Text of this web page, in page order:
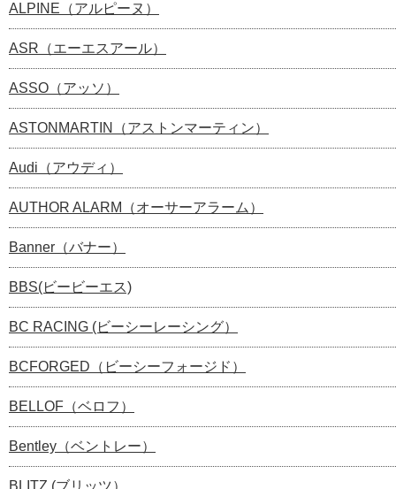
ALPINE（アルピーヌ）
ASR（エーエスアール）
ASSO（アッソ）
ASTONMARTIN（アストンマーティン）
Audi（アウディ）
AUTHOR ALARM（オーサーアラーム）
Banner（バナー）
BBS(ビービーエス)
BC RACING (ビーシーレーシング）
BCFORGED（ビーシーフォージド）
BELLOF（ベロフ）
Bentley（ベントレー）
BLITZ (ブリッツ）